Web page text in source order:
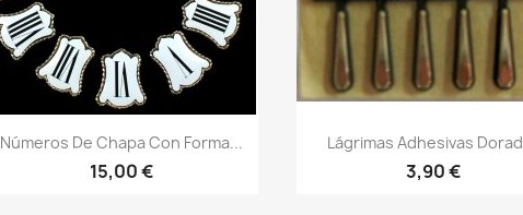
Números De Chapa Con Forma...
15,00 €
Lágrimas Adhesivas
3,90 €